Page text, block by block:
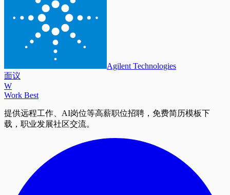
Agilent Technologies
面议
W
Work Best
提供远程工作、AI岗位等高薪职位招聘，免费简历模板下
载，职业发展社区交流。